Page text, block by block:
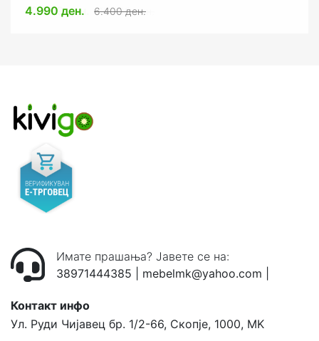
4.990 ден. 6.400 ден.
Имате прашања? Јавете се на:
38971444385
mebelmk@yahoo.com
Контакт инфо
Ул. Руди Чијавец бр. 1/2-66, Скопје, 1000, MK